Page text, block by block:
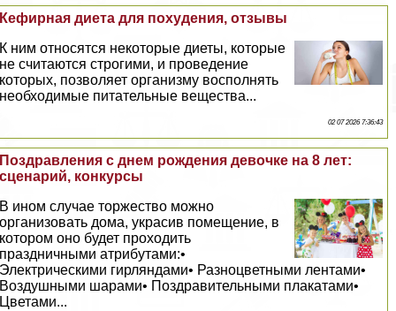
Кефирная диета для похудения, отзывы
К ним относятся некоторые диеты, которые
не считаются строгими, и проведение
которых, позволяет организму восполнять
необходимые питательные вещества...
02 07 2026 7:36:43
Поздравления с днем рождения дeвoчке на 8 лет:
сценарий, конкурсы
В ином случае торжество можно
организовать дома, украсив помещение, в
котором оно будет проходить
праздничными атрибутами:•
Электрическими гирляндами• Разноцветными лентами•
Воздушными шарами• Поздравительными плакатами•
Цветами...